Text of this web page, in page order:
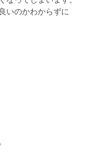
いのかわからずに